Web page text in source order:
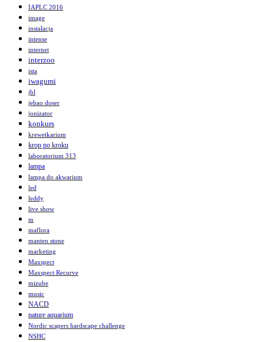
IAPLC 2016
image
instalacja
intense
internet
interzoo
ista
iwagumi
jbl
jebao doser
jonizator
konkurs
krewetkarium
krop po kroku
laboratorium 313
lampa
lampa do akwarium
led
leddy
live show
m
maflora
manten stone
marketing
Maxspect
Maxspect Recurve
mizube
music
NACD
nature aquarium
Nordic scapers hardscape challenge
NSHC